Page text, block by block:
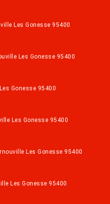
Les Gonesse 95400
Les Gonesse 95400
Gonesse 95400
Les Gonesse 95400
Les Gonesse 95400
Les Gonesse 95400